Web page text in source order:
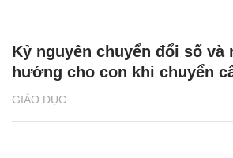
GIÁO DỤC
Kỷ nguyên chuyển đổi số và
hướng cho con khi chuyển